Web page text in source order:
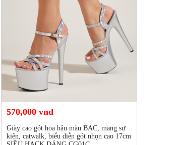
570,000 vnđ
Giày cao gót hoa hậu màu BẠC, mang sự
kiện, catwalk, biểu diễn gót nhọn cao 17cm